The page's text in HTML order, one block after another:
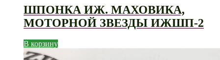
ШПОНКА ИЖ. МАХОВИКА,
МОТОРНОЙ ЗВЕЗДЫ ИЖШП-2
В корзину